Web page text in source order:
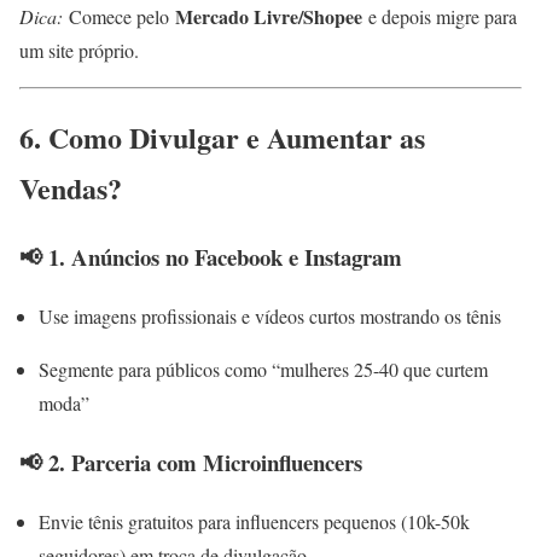
Dica: Comece pelo Mercado Livre/Shopee e depois migre para
um site próprio.
6. Como Divulgar e Aumentar as
Vendas?
📢 1. Anúncios no Facebook e Instagram
Use imagens profissionais e vídeos curtos mostrando os tênis
Segmente para públicos como “mulheres 25-40 que curtem
moda”
📢 2. Parceria com Microinfluencers
Envie tênis gratuitos para influencers pequenos (10k-50k